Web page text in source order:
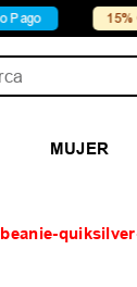
15% OFF X
MUJER
beanie-